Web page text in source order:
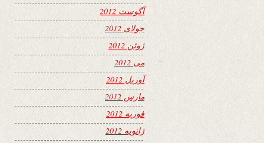
آگوست 2012
جولای 2012
ژوئن 2012
می 2012
آوریل 2012
مارس 2012
فوریه 2012
ژانویه 2012